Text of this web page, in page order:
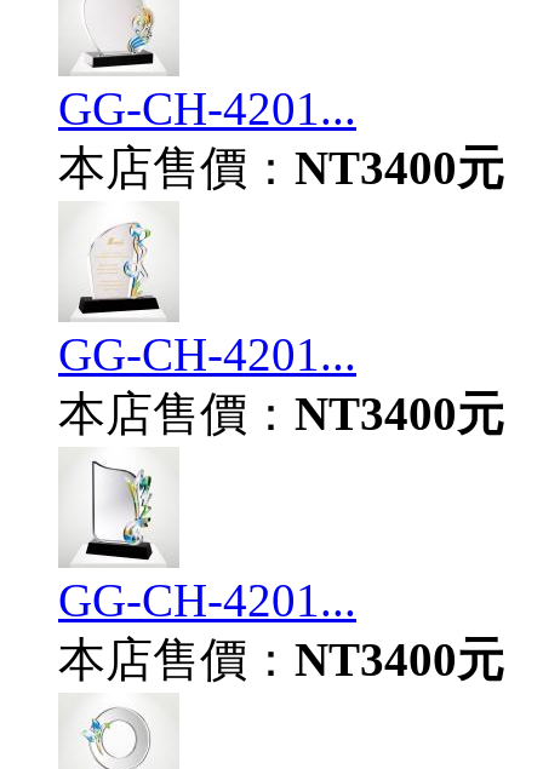
GG-CH-4201...
本店售價： NT3400元
GG-CH-4201...
本店售價： NT3400元
GG-CH-4201...
本店售價： NT3400元